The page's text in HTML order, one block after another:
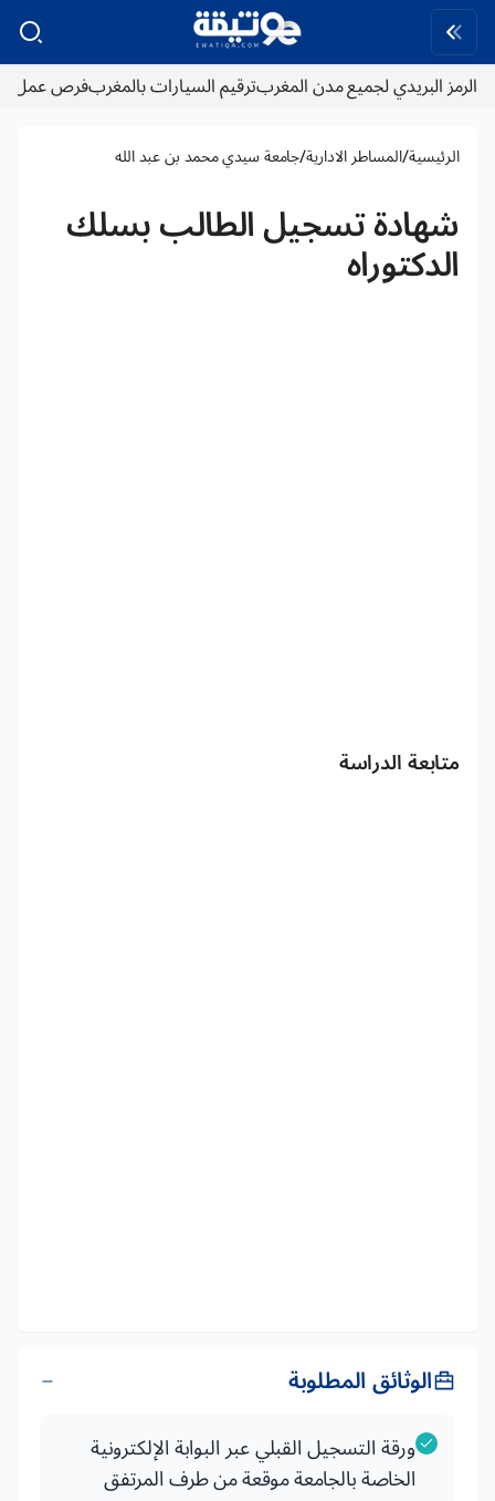
الرمز البريدي لجميع مدن المغربترقيم السيارات بالمغربفرص عمل
الرئيسية/المساطر الادارية/جامعة سيدي محمد بن عبد الله
شهادة تسجيل الطالب بسلك
الدكتوراه
متابعة الدراسة
الوثائق المطلوبة
ورقة التسجيل القبلي عبر البوابة الإلكترونية
الخاصة بالجامعة موقعة من طرف المرتفق